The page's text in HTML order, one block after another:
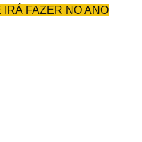
FAZER NO ANO